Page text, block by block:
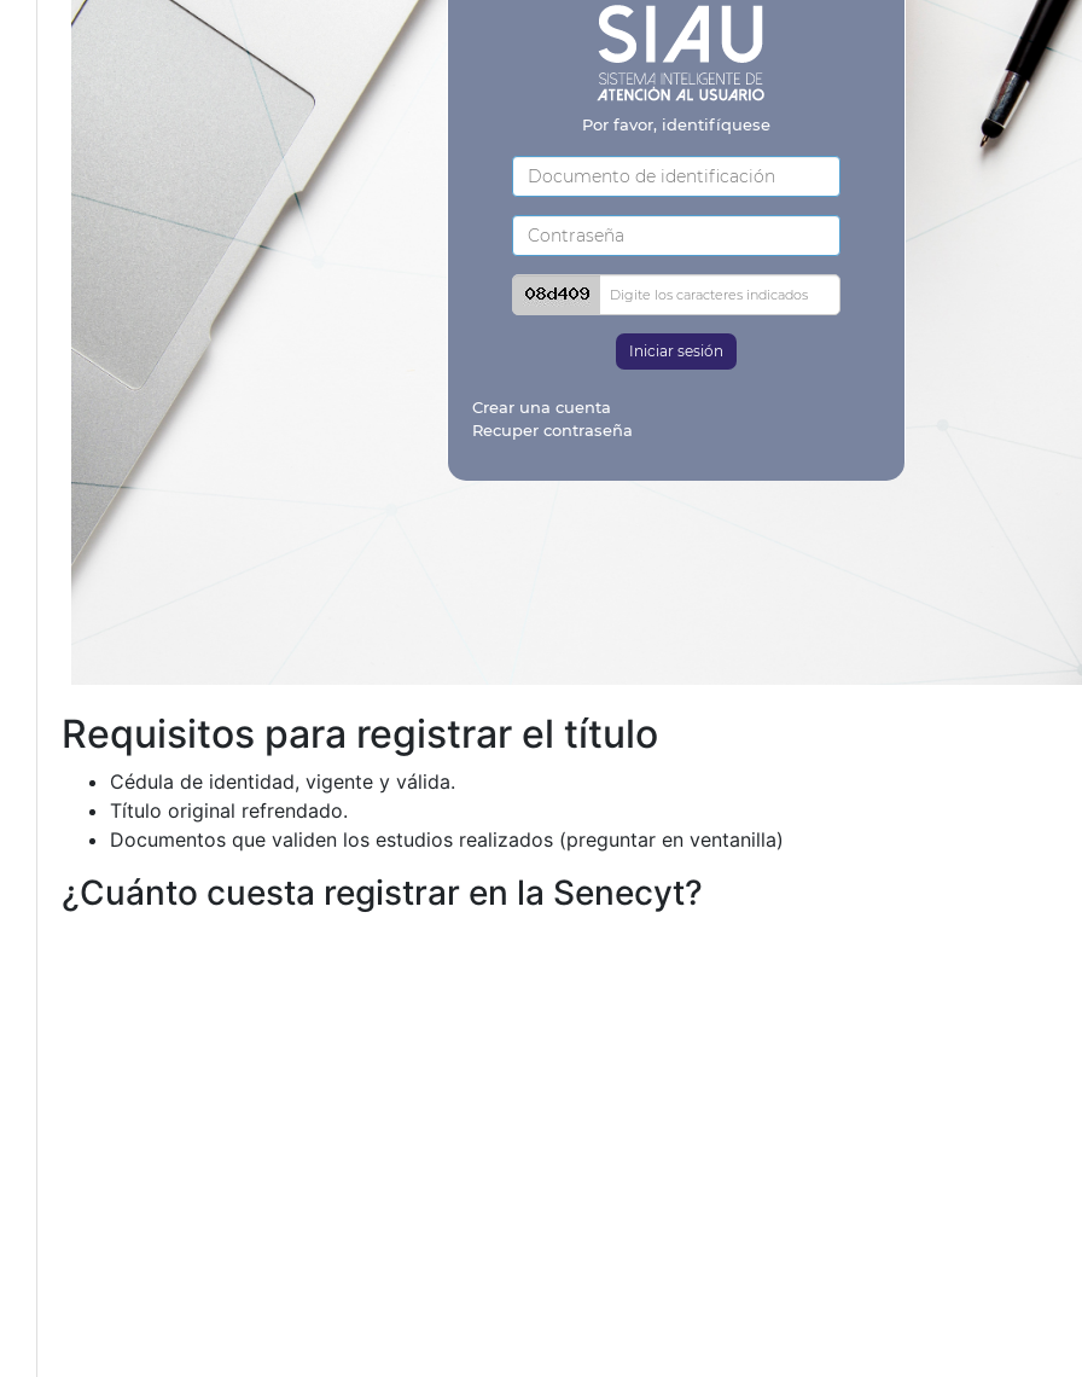
Requisitos para registrar el título
Cédula de identidad, vigente y válida.
Título original refrendado.
Documentos que validen los estudios realizados (preguntar en ventanilla)
¿Cuánto cuesta registrar en la Senecyt?